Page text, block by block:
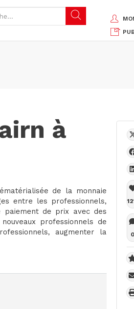
à
de la monnaie
entre les professionnels,
de prix avec des
professionnels de
augmenter la
0